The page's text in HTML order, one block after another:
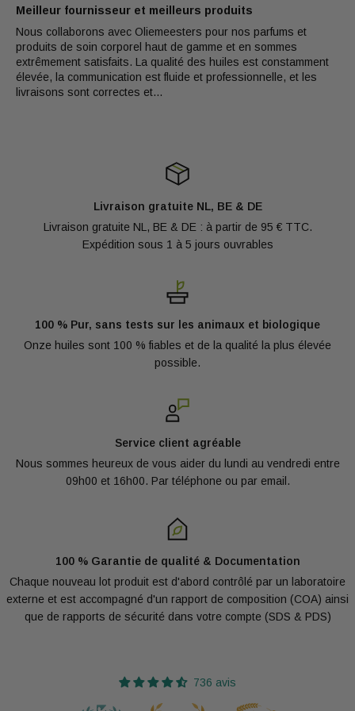
Vous avez d’autres questions concernant la qualité ?
N’hésitez pas à demander. Consultez notre page FAQ,
appelez-nous ou envoyez un mail à
Kwaliteit@groothandelolie.nl
Meilleur fournisseur et meilleurs produits
Nous collaborons avec Oliemeesters pour nos parfums et
produits de soin corporel haut de gamme et en sommes
extrêmement satisfaits. La qualité des huiles est constamment
élevée, la communication est fluide et professionnelle, et les
livraisons sont correctes et...
Livraison gratuite NL, BE & DE
Livraison gratuite NL, BE & DE : à partir de 95 € TTC.
Expédition sous 1 à 5 jours ouvrables
100 % Pur, sans tests sur les animaux et biologique
Onze huiles sont 100 % fiables et de la qualité la plus élevée
possible.
Service client agréable
Nous sommes heureux de vous aider du lundi au vendredi entre
09h00 et 16h00. Par téléphone ou par email.
100 % Garantie de qualité & Documentation
Chaque nouveau lot produit est d'abord contrôlé par un laboratoire
externe et est accompagné d'un rapport de composition (COA) ainsi
que de rapports de sécurité dans votre compte (SDS & PDS)
736 avis